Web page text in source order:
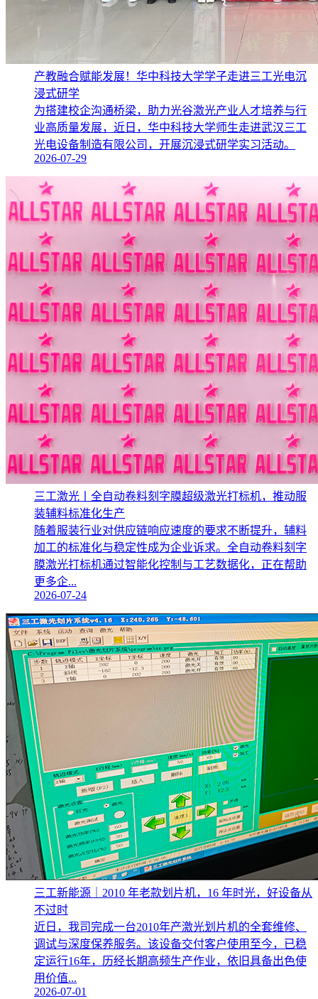
产教融合赋能发展！华中科技大学学子走进三工光电沉
浸式研学
为搭建校企沟通桥梁，助力光谷激光产业人才培养与行
业高质量发展，近日，华中科技大学师生走进武汉三工
光电设备制造有限公司，开展沉浸式研学实习活动。
2026-07-29
三工激光丨全自动卷料刻字膜超级激光打标机，推动服
装辅料标准化生产‌
随着服装行业对供应链响应速度的要求不断提升，辅料
加工的标准化与稳定性成为企业诉求。全自动卷料刻字
膜激光打标机通过智能化控制与工艺数据化，正在帮助
更多企...
2026-07-24
三工新能源｜2010 年老款划片机，16 年时光，好设备从
不过时
近日，我司完成一台2010年产激光划片机的全套维修、
调试与深度保养服务。该设备交付客户使用至今，已稳
定运行16年，历经长期高频生产作业，依旧具备出色使
用价值...
2026-07-01